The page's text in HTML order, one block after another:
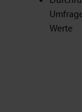
Werte